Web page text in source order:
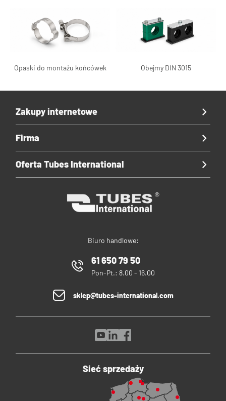
Opaski do montażu końcówek Obejmy DIN 3015
Biuro handlowe:
61 650 79 50
Pon-Pt.: 8.00 - 16.00
sklep@tubes-international.com
Zakupy internetowe
Firma
Oferta Tubes International
Sieć sprzedaży